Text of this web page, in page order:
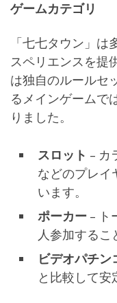
ゲームカテゴリ
「七七タウン」
スペリエンスを提
は独自のルールセ
るメインゲームで
りました。
スロット – カ
などのプレイ
います。
ポーカー – ト
人参加するこ
ビデオパチン
と比較して安